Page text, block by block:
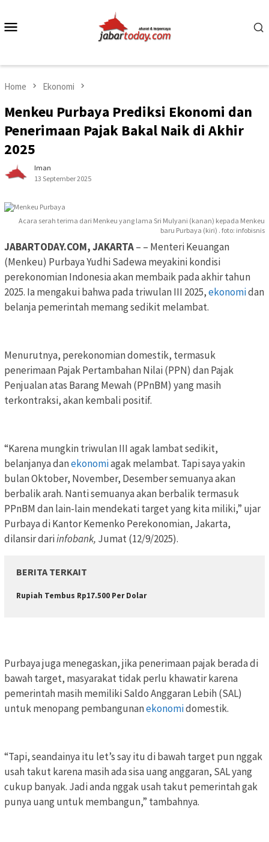
content
Home Ekonomi
Menkeu Purbaya Prediksi Ekonomi dan
Penerimaan Pajak Bakal Naik di Akhir
2025
Iman
13 September 2025
Acara serah terima dari Menkeu yang lama Sri Mulyani (kanan) kepada Menkeu
baru Purbaya (kiri) . foto: infobisnis
JABARTODAY.COM, JAKARTA– – Menteri Keuangan
(Menkeu) Purbaya Yudhi Sadewa meyakini kondisi
perekonomian Indonesia akan membaik pada akhir tahun
2025. Ia mengakui bahwa pada triwulan III 2025,ekonomidan
belanja pemerintah memang sedikit melambat.
Menurutnya, perekonomian domestik, termasuk
penerimaan Pajak Pertambahan Nilai (PPN) dan Pajak
Penjualan atas Barang Mewah (PPnBM) yang masih
terkontraksi, akan kembali positif.
“Karena mungkin triwulan III agak lambat sedikit,
belanjanya danekonomiagak melambat. Tapi saya yakin
bulan Oktober, November, Desember semuanya akan
berbalik arah. Nanti semuanya akan berbalik termasuk
PPnBM dan lain-lain mendekati target yang kita miliki,” ujar
Purbaya di Kantor Kemenko Perekonomian, Jakarta,
dilansir dariinfobank, Jumat (12/9/2025).
BERITA TERKAIT
Rupiah Tembus Rp17.500 Per Dolar
Purbaya juga menegaskan, jika penerimaan pajak berada di
bawah target, masyarakat tidak perlu khawatir karena
pemerintah masih memiliki Saldo Anggaran Lebih (SAL)
untuk menopang pembangunanekonomidomestik.
“Tapi, seandainya itu let’s say itu di bawah target pun nggak
usah takut karena masih ada sisa uang anggaran, SAL yang
cukup banyak. Jadi anda nggak usah takut pemerintah gak
punya uang untuk membangun,” tambahnya.